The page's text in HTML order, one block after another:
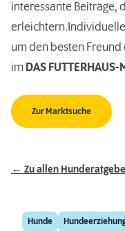
interessante Beiträge,
um den besten
im DAS
Zur Marktsuche
← Zu allen
Hunde